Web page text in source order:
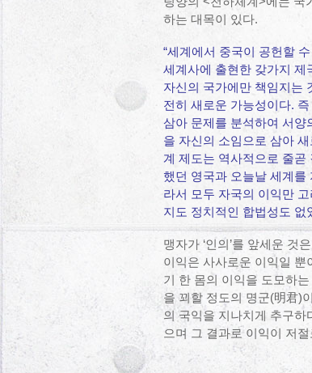
하는 대목이 있다.
“세계에서 중국이 공헌할
세계사에 출현한 갖가지 제
자신의 국가에만 책임지는
전히 새로운 가능성이다.
삼아 문제를 분석하여 서양
을 자신의 소임으로 삼아
계 제도는 역사적으로 줄곧
했던 영국과 오늘날 세계
라서 모두 자국의 이익만
지도 정치적인 합법성도 없
맹자가 ‘인의’를 앞세운 것
이익은 사사로운 이익일
기 한 몸의 이익을 도모하
을 꾀할 정도의 명군(明君)
의 국익을 지나치게 추구하
으며 그 결과로 이익이 저